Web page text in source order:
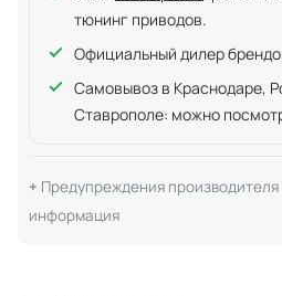
тюнинг приводов.
Официальный дилер
Самовывоз в Краснодаре,
Ставрополе: можно
Предупреждения
информация